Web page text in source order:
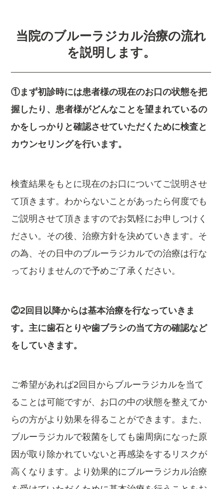
当院のブルーラジカル治療の流れ
を説明します。
①まず初診時には患者様の現在のお口の状態を把
握したり、患者様がどんなことを望まれているの
かをしっかりと確認させていただくために検査と
カウンセリングを行います。
検査結果をもとに現在のお口についてご説明させ
て頂きます。わからないことがあったら何度でも
ご説明させて頂きますのでお気軽にお申しつけく
ださい。その後、治療方針を決めていきます。そ
の為、その日中のブルーラジカルでの治療は行な
っておりませんので予めご了承ください。
②2回目以降からは基本治療を行なっていきま
す。主に歯石とりや歯ブラシの当て方の確認など
をしていきます。
ご希望があれば2回目からブルーラジカルを当て
ることは可能ですが、お口の中の状態を整えてか
らの方がより効果を得ることができます。また、
ブルーラジカルで殺菌をしても歯周病になった原
因が取り除かれていないと再感染をするリスクが
高くなります。より効果的にブルーラジカル治療